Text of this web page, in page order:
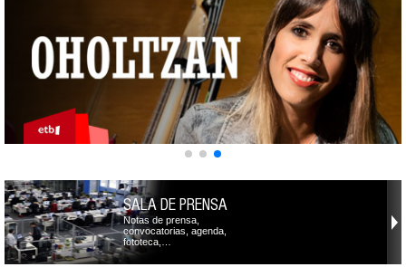
SALA DE PRENSA
Notas de prensa,
convocatorias, agenda,
fototeca,…